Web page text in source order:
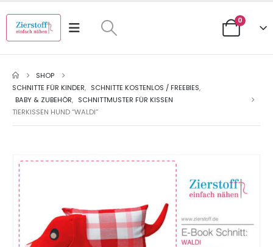
0
SHOP
SCHNITTE FÜR KINDER, SCHNITTE KOSTENLOS / FREEBIES,
BABY & ZUBEHÖR, SCHNITTMUSTER FÜR KISSEN
TIERKISSEN HUND “WALDI”